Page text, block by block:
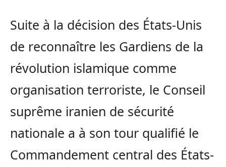
Suite à la décision des États-Unis
de reconnaître les Gardiens de la
révolution islamique comme
organisation terroriste, le Conseil
suprême iranien de sécurité
nationale a à son tour qualifié le
Commandement central des États-